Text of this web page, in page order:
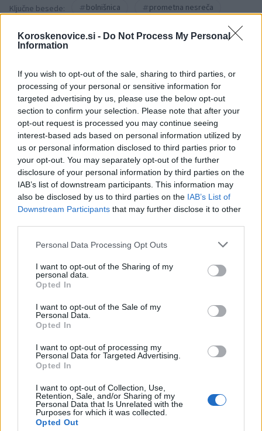
Koroskenovice.si - Do Not Process My Personal
Information
If you wish to opt-out of the sale, sharing to third parties, or
processing of your personal or sensitive information for
targeted advertising by us, please use the below opt-out
section to confirm your selection. Please note that after your
opt-out request is processed you may continue seeing
interest-based ads based on personal information utilized by
us or personal information disclosed to third parties prior to
your opt-out. You may separately opt-out of the further
disclosure of your personal information by third parties on the
IAB’s list of downstream participants. This information may
also be disclosed by us to third parties on the IAB’s List of
Downstream Participants that may further disclose it to other
Please note that this website/app uses one or more Google
not limited to your visit or usage behaviour. You may click to
grant or deny consent to Google and its third-party tags to
use your data for below specified purposes in below Google
consent section.
Personal Data Processing Opt Outs
I want to opt-out of the Sharing of my
personal data.
Opted In
I want to opt-out of the Sale of my
Personal Data.
Opted In
I want to opt-out of processing my
Personal Data for Targeted Advertising.
Opted In
I want to opt-out of Collection, Use,
Retention, Sale, and/or Sharing of my
Personal Data that Is Unrelated with the
Purposes for which it was collected.
Opted Out
Ključne besede: bolnišnica
prometna nesreča
reševalci
Več iz kraja Prevalje
Freestyle navdušuje s poletno
prilagojenimi cenami koles
Kovinska ograja po meri: kako
izbrati material, polnilo in
izvedbo
Z vlakom po Koroški: Manj
gneče, več udobja
Na Prevaljah se je huje
Več iz kategorije Črna kronika
V zalivu na Pašmanu našli